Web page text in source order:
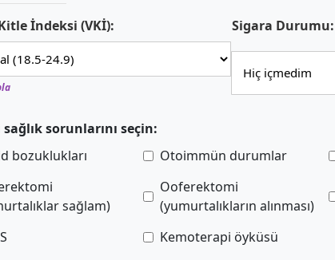
İndeksi (VKİ): Sigara Durumu:
sağlık sorunlarını seçin:
bozuklukları
Otoimmün durumlar
sağlam)
Ooferektomi
(yumurtalıkların alınması)
Kemoterapi öyküsü